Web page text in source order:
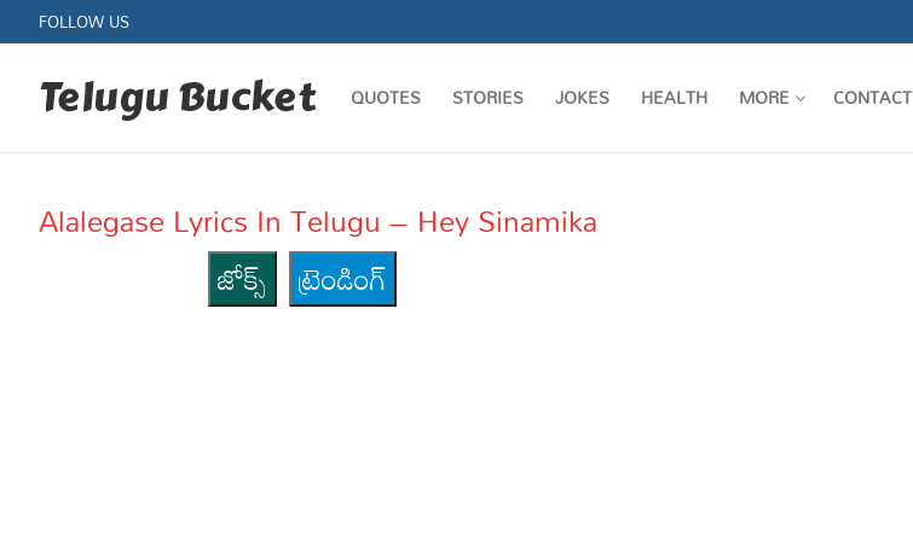
to
content
FOLLOW US
Telugu Bucket QUOTES STORIES JOKES HEALTH MORE CONTACT
Alalegase Lyrics In Telugu – Hey Sinamika
జోక్స్
ట్రెండింగ్